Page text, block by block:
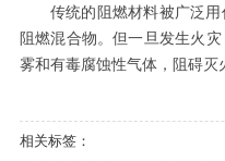
传统的阻燃材料被广泛
阻燃混合物。但一旦发生火
雾和有毒腐蚀性气体，阻碍灭
相关标签：